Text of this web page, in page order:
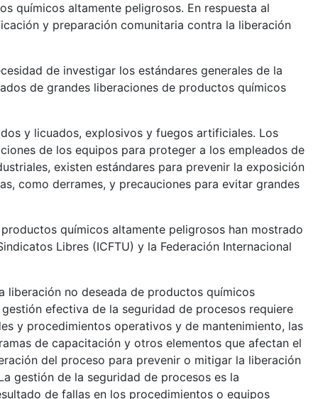
químicos altamente peligrosos. En respuesta al
y preparación comunitaria contra la liberación
de investigar los estándares generales de la
de grandes liberaciones de productos químicos
y licuados, explosivos y fuegos artificiales. Los
de los equipos para proteger a los empleados de
existen estándares para prevenir la exposición
como derrames, y precauciones para evitar grandes
químicos altamente peligrosos han mostrado
Libres (ICFTU) y la Federación Internacional
liberación no deseada de productos químicos
efectiva de la seguridad de procesos requiere
y procedimientos operativos y de mantenimiento, las
de capacitación y otros elementos que afectan el
del proceso para prevenir o mitigar la liberación
gestión de la seguridad de procesos es la
de fallas en los procedimientos o equipos